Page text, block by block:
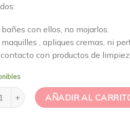
con ellos, no mojarlos.
, apliques cremas, ni
con productos de
Cruz 8 mm cantidad
AÑADIR AL